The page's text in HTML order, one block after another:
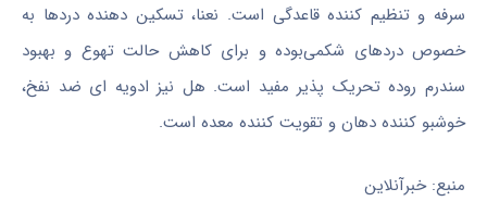
سرفه و تنظیم کننده قاعدگی است. نعنا، تسکین دهنده دردها به
خصوص دردهای شکمی‌بوده و برای کاهش حالت تهوع و بهبود
سندرم روده تحریک پذیر مفید است. هل نیز ادویه ای ضد نفخ،
خوشبو کننده دهان و تقویت کننده معده است.
منبع: خبرآنلاین